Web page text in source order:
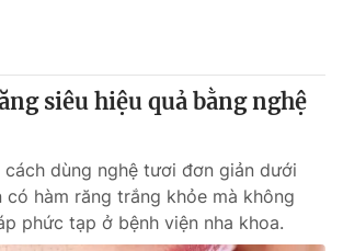
Ghi rõ nguồn VTV.vn khi phát hành lại
này.siêu hiệu quả bằng nghệ
cách dùng nghệ tươi đơn giản dưới
có hàm răng trắng khỏe mà không
phức tạp ở bệnh viện nha khoa.